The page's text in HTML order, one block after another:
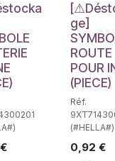
€
Déstockage
ge]
ROUTE
POUR
(PIECE)
Réf.
(#HELLA#)
0,92 €